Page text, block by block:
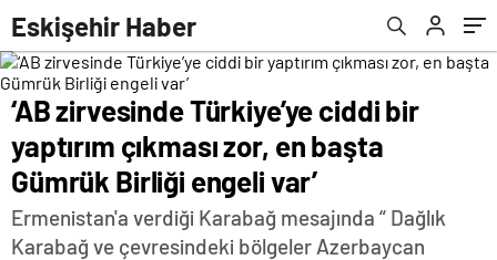
Eskişehir Haber
‘AB zirvesinde Türkiye’ye ciddi bir
yaptırım çıkması zor, en başta
Gümrük Birliği engeli var’
Ermenistan'a verdiği Karabağ mesajında “ Dağlık
Karabağ ve çevresindeki bölgeler Azerbaycan